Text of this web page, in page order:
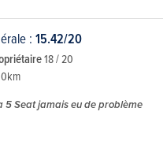
: 15.42/20
18 / 20
5 Seat jamais eu de problème